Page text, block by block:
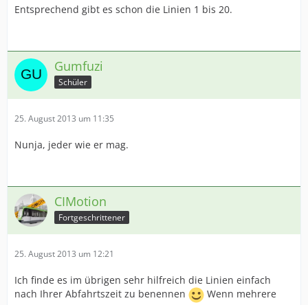
Entsprechend gibt es schon die Linien 1 bis 20.
Gumfuzi
Schüler
25. August 2013 um 11:35
Nunja, jeder wie er mag.
CIMotion
Fortgeschrittener
25. August 2013 um 12:21
Ich finde es im übrigen sehr hilfreich die Linien einfach
nach Ihrer Abfahrtszeit zu benennen
Wenn mehrere